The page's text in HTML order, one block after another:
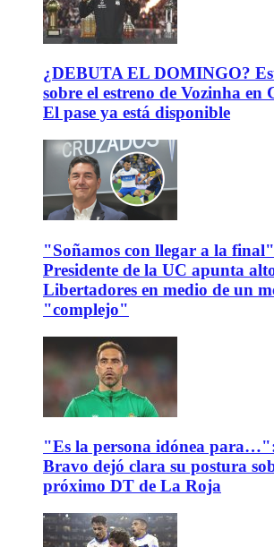
¿DEBUTA EL DOMINGO?
sobre el estreno de Vozinha en
El pase ya está disponible
"Soñamos con llegar a la
Presidente de la UC apunta
Libertadores en medio de un
"complejo"
"Es la persona idónea
Bravo dejó clara su postura
próximo DT de La Roja